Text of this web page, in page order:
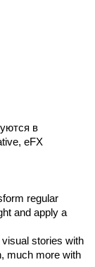
в
eFX
regular
and apply a
stories with
much more with